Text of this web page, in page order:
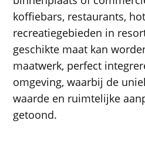
koffiebars, restaurants,
recreatiegebieden in
geschikte maat kan
maatwerk, perfect
omgeving, waarbij de
waarde en ruimtelijke
getoond.